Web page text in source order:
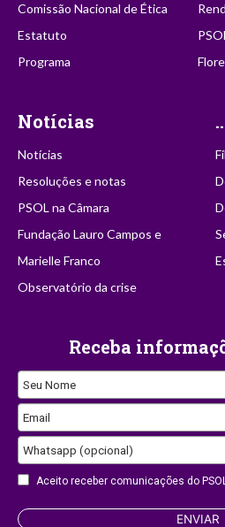
Comissão Nacional de Ética
Estatuto
Programa
Notícias
Notícias
Resoluções e notas
PSOL na Câmara
Fundação Lauro Campos e
Marielle Franco
Observatório da crise
Receba
Seu Nome
Company
Name
Email
Whatsapp (opcional)
Aceito receber comunicações do
ENVIAR